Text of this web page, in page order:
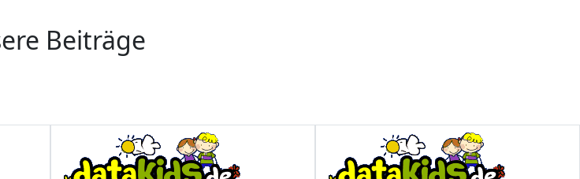
Beiträge